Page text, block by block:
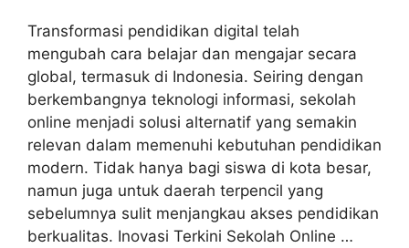
Transformasi pendidikan digital telah
mengubah cara belajar dan mengajar secara
global, termasuk di Indonesia. Seiring dengan
berkembangnya teknologi informasi, sekolah
online menjadi solusi alternatif yang semakin
relevan dalam memenuhi kebutuhan pendidikan
modern. Tidak hanya bagi siswa di kota besar,
namun juga untuk daerah terpencil yang
sebelumnya sulit menjangkau akses pendidikan
berkualitas. Inovasi Terkini Sekolah Online …